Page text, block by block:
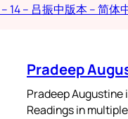
14 – 吕振中版本 – 简体
Pradeep
Pradeep
Readings in